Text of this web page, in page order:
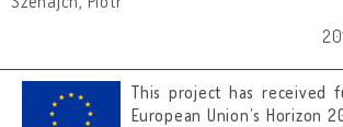
This project has received
European Union’s Horizon